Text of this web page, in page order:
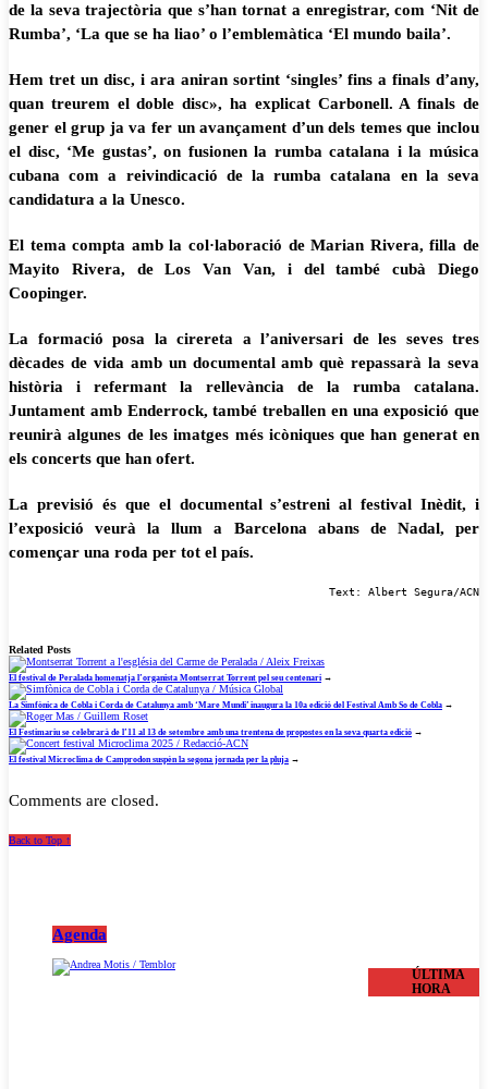
de la seva trajectòria que s’han tornat a enregistrar, com ‘Nit de
Rumba’, ‘La que se ha liao’ o l’emblemàtica ‘El mundo baila’.
Hem tret un disc, i ara aniran sortint ‘singles’ fins a finals d’any,
quan treurem el doble disc», ha explicat Carbonell. A finals de
gener el grup ja va fer un avançament d’un dels temes que inclou
el disc, ‘Me gustas’, on fusionen la rumba catalana i la música
cubana com a reivindicació de la rumba catalana en la seva
candidatura a la Unesco.
El tema compta amb la col·laboració de Marian Rivera, filla de
Mayito Rivera, de Los Van Van, i del també cubà Diego
Coopinger.
La formació posa la cirereta a l’aniversari de les seves tres
dècades de vida amb un documental amb què repassarà la seva
història i refermant la rellevància de la rumba catalana.
Juntament amb Enderrock, també treballen en una exposició que
reunirà algunes de les imatges més icòniques que han generat en
els concerts que han ofert.
La previsió és que el documental s’estreni al festival Inèdit, i
l’exposició veurà la llum a Barcelona abans de Nadal, per
començar una roda per tot el país.
Text: Albert Segura/ACN
Related Posts
El festival de Peralada homenatja l’organista Montserrat Torrent pel seu centenari →
La Simfònica de Cobla i Corda de Catalunya amb ‘Mare Mundi’ inaugura la 10a edició del Festival Amb So de Cobla →
El Festimariu se celebrarà de l’11 al 13 de setembre amb una trentena de propostes en la seva quarta edició →
El festival Microclima de Camprodon suspèn la segona jornada per la pluja →
Comments are closed.
Back to Top ↑
Agenda
ÚLTIMA
HORA